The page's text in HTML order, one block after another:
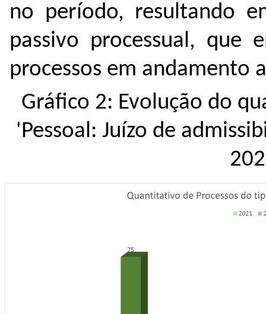
no período, resultando
passivo processual, que
processos em andamento
Gráfico 2: Evolução do
'Pessoal: Juízo de